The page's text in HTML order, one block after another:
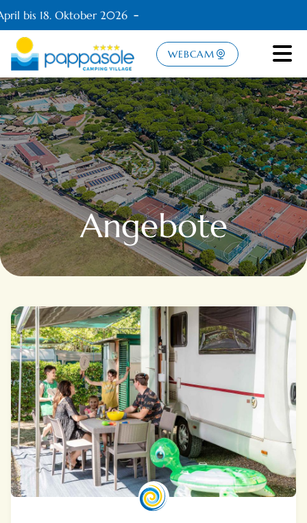
bis 18. Oktober 2026
WEBCAM
Angebote